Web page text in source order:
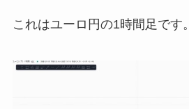
これはユーロ円の1時間足です。